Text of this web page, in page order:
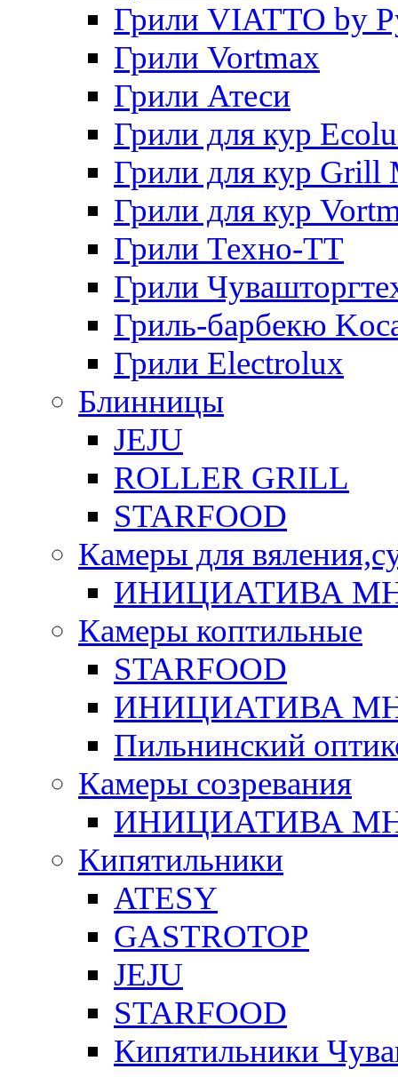
Грили VIATTO by
Грили Vortmax
Грили Атеси
Грили для кур
Грили для кур Grill
Грили для кур
Грили Техно-ТТ
Грили
Гриль-барбекю
Грили Electrolux
Блинницы
JEJU
ROLLER GRILL
STARFOOD
Камеры для
ИНИЦИАТИВА
Камеры коптильные
STARFOOD
ИНИЦИАТИВА
Пильнинский
Камеры созревания
ИНИЦИАТИВА
Кипятильники
ATESY
GASTROTOP
JEJU
STARFOOD
Кипятильники